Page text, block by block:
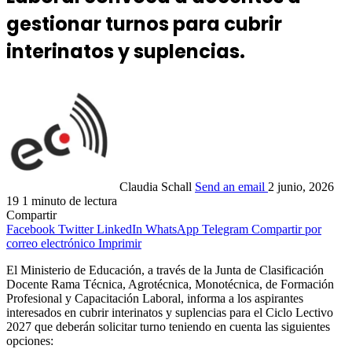
gestionar turnos para cubrir
interinatos y suplencias.
Claudia Schall Send an email 2 junio, 2026
19 1 minuto de lectura
Compartir
Facebook Twitter LinkedIn WhatsApp Telegram Compartir por
correo electrónico Imprimir
El Ministerio de Educación, a través de la Junta de Clasificación
Docente Rama Técnica, Agrotécnica, Monotécnica, de Formación
Profesional y Capacitación Laboral, informa a los aspirantes
interesados en cubrir interinatos y suplencias para el Ciclo Lectivo
2027 que deberán solicitar turno teniendo en cuenta las siguientes
opciones: